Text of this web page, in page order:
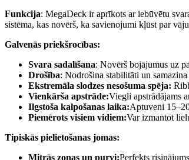
Funkcija: MegaDeck ir aprīkots ar iebūvētu
sistēma, kas novērš, ka savienojumi kļūst par
Galvenās priekšrocības:
Svara sadalīšana: Novērš bojājumus uz
Drošība: Nodrošina stabilitāti un
Ekstremāla slodzes nesošuma spēja:
Vienkārša apstrāde:Viegli apstrādājams
Ilgstoša kalpošanas laika:Aptuveni
Piemērots visiem vidiem:Var izmantot
Tipiskās pielietošanas jomas:
Mitrās zonas un purvi:Perfekts